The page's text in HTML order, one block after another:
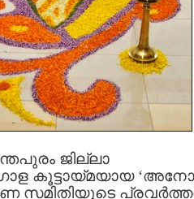
ജില്ലാ
കൂട്ടായ്മയായ
സമിതിയുടെ